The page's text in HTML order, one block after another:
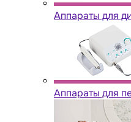
Аппараты для
Аппараты для